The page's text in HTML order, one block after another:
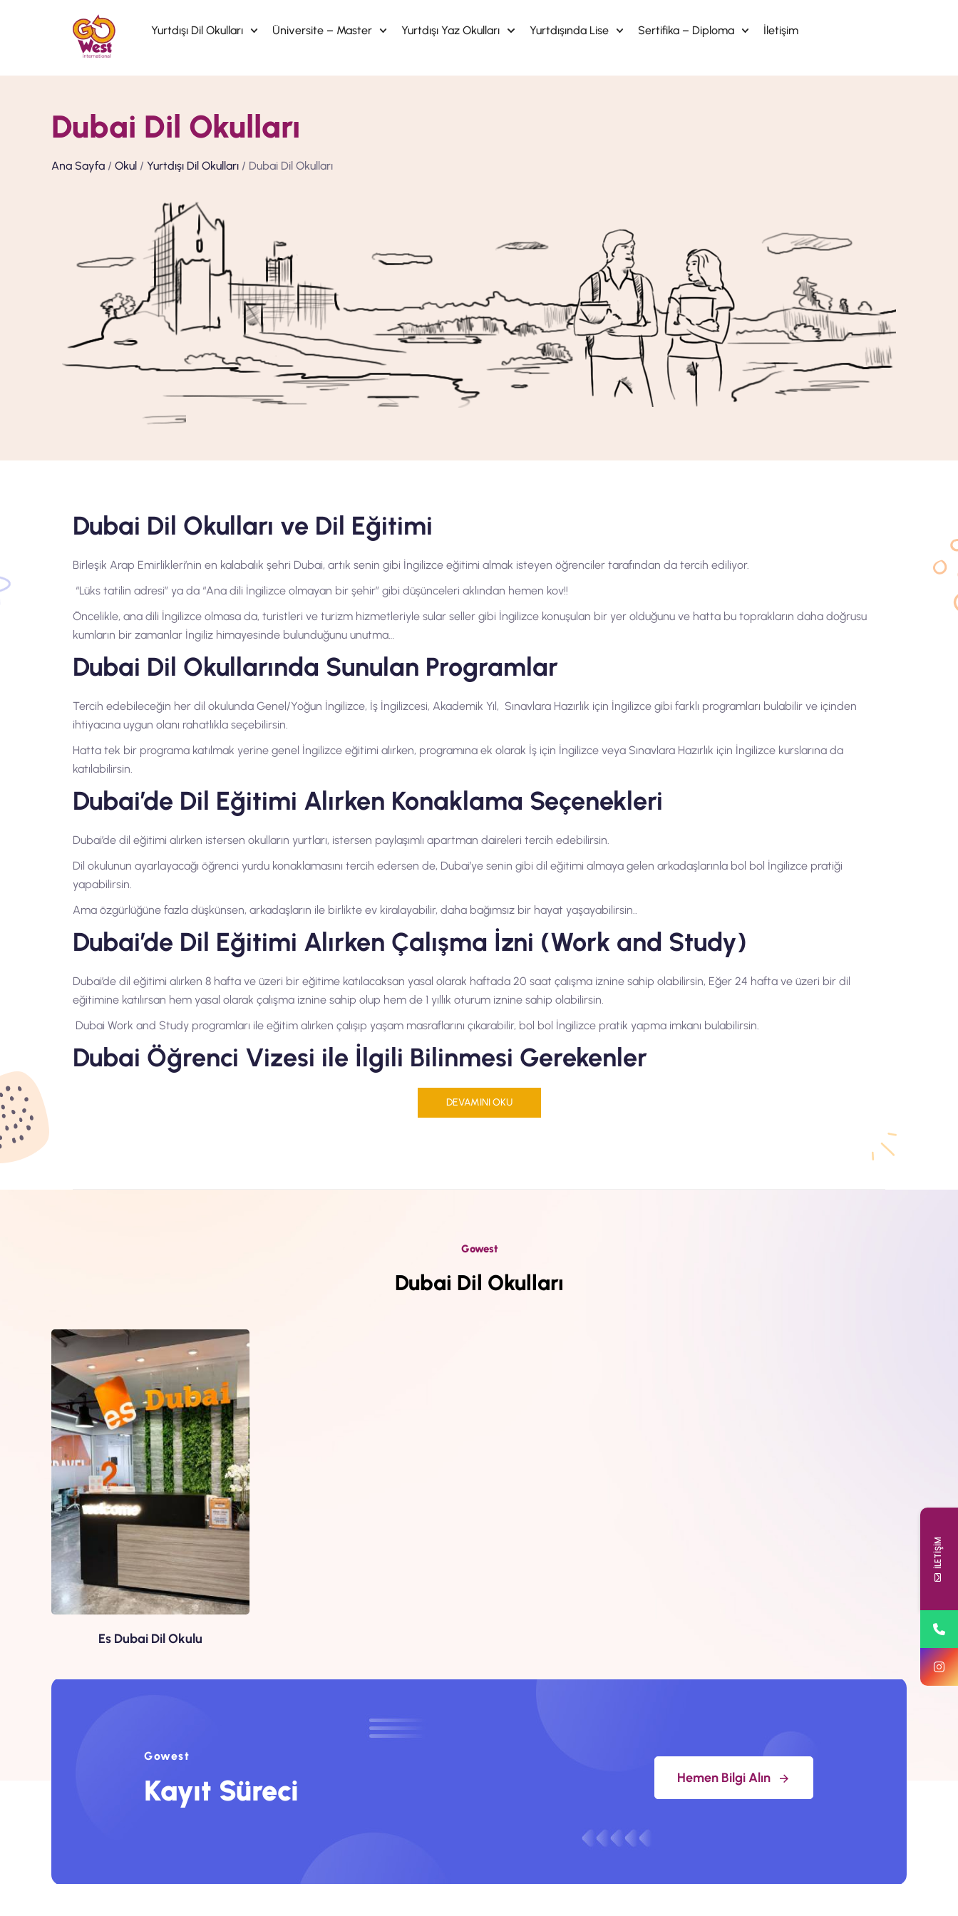
Yurtdışı Dil Okulları Üniversite – Master Yurtdışı Yaz Okulları Yurtdışında Lise Sertifika – Diploma İletişim
Dubai Dil Okulları
Ana Sayfa / Okul / Yurtdışı Dil Okulları / Dubai Dil Okulları
Dubai Dil Okulları ve Dil Eğitimi
Birleşik Arap Emirlikleri’nin en kalabalık şehri Dubai, artık senin gibi İngilizce eğitimi almak isteyen öğrenciler tarafından da tercih ediliyor.
“Lüks tatilin adresi” ya da “Ana dili İngilizce olmayan bir şehir” gibi düşünceleri aklından hemen kov!!
Öncelikle, ana dili İngilizce olmasa da, turistleri ve turizm hizmetleriyle sular seller gibi İngilizce konuşulan bir yer olduğunu ve hatta bu toprakların daha doğrusu
kumların bir zamanlar İngiliz himayesinde bulunduğunu unutma…
Dubai Dil Okullarında Sunulan Programlar
Tercih edebileceğin her dil okulunda Genel/Yoğun İngilizce, İş İngilizcesi, Akademik Yıl, Sınavlara Hazırlık için İngilizce gibi farklı programları bulabilir ve içinden
ihtiyacına uygun olanı rahatlıkla seçebilirsin.
Hatta tek bir programa katılmak yerine genel İngilizce eğitimi alırken, programına ek olarak İş için İngilizce veya Sınavlara Hazırlık için İngilizce kurslarına da
katılabilirsin.
Dubai’de Dil Eğitimi Alırken Konaklama Seçenekleri
Dubai’de dil eğitimi alırken istersen okulların yurtları, istersen paylaşımlı apartman daireleri tercih edebilirsin.
Dil okulunun ayarlayacağı öğrenci yurdu konaklamasını tercih edersen de, Dubai’ye senin gibi dil eğitimi almaya gelen arkadaşlarınla bol bol İngilizce pratiği
yapabilirsin.
Ama özgürlüğüne fazla düşkünsen, arkadaşların ile birlikte ev kiralayabilir, daha bağımsız bir hayat yaşayabilirsin..
Dubai’de Dil Eğitimi Alırken Çalışma İzni (Work and Study)
Dubai’de dil eğitimi alırken 8 hafta ve üzeri bir eğitime katılacaksan yasal olarak haftada 20 saat çalışma iznine sahip olabilirsin, Eğer 24 hafta ve üzeri bir dil
eğitimine katılırsan hem yasal olarak çalışma iznine sahip olup hem de 1 yıllık oturum iznine sahip olabilirsin.
Dubai Work and Study programları ile eğitim alırken çalışıp yaşam masraflarını çıkarabilir, bol bol İngilizce pratik yapma imkanı bulabilirsin.
Dubai Öğrenci Vizesi ile İlgili Bilinmesi Gerekenler
Dubai de dil eğitimi almak istersen herhangi bir konsolosluğa gitmene, finansal bir belge göstermene göstermesine ve benzeri birçok evrak işlemleri ile
Vizeni ortalama 2 – 4 hafta içersinde alabilirsin. Vize için özel bir çaba sarfetmene gerek yok. Tüm işlemler Gowest tarafından yapılmaktadır. Dubai dil okulları
Dubai’de Neden İngilizce dil eğitimi almalısın?
Dubai’de Dil Eğitimin süresince yasal olarak çalışma imkanına sahip olup, yaşam masraflarını karşılayabilir,
Dubai’de İngilizce eğitimi almak için en büyük kolaylığı vize işlemlerin sırasında yaşayabilir, kararını verdiğin andan itibaren, kuş misali bu şehre uçabilir ve hemen
İngilizce eğitimine başlayabilir,
Ana dili İngilizce olmasa da, turistleri ve turizm hizmetleriyle sular seller gibi İngilizce konuşulan bu şehirde bol bol İngilizce pratik yapabilirsin…
Gowest, başvuru sürecinin her aşamasında sana rehberlik ederek sürecinizi kolaylaştırır.
deneyim yaşamanı sağlayacak ve dil okullarının sunduğu fırsatları keşfetmene yardımcı olacaktır.
En iyi fiyatlarla Dubai dil okullarına kayıt olmak ve sürecinin sorunsuz şekilde yönetmek için Gowest ile
öğrenebilirsin.
DEVAMINI OKU
Gowest
Dubai Dil Okulları
Es Dubai Dil Okulu
Gowest
Kayıt Süreci Hemen Bilgi Alın
İLETİŞİM